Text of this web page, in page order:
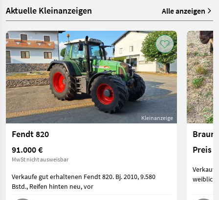
Aktuelle Kleinanzeigen Alle anzeigen
Kleinanzeige
Fendt 820
91.000 €
MwSt nicht ausweisbar
Verkaufe gut erhaltenen Fendt 820. Bj. 2010, 9.580
Bstd., Reifen hinten neu, vor
Preis